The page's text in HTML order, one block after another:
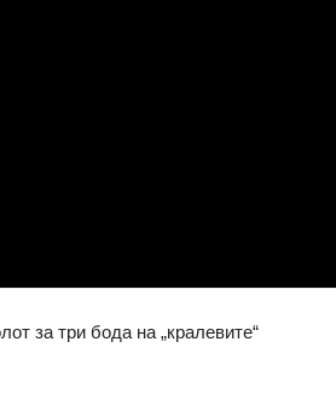
за три бода на „кралевите“